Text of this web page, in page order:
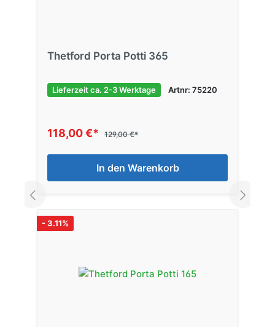
Thetford Porta Potti 365
Lieferzeit ca. 2-3 Werktage Artnr: 75220
118,00 €* 129,00 €*
In den Warenkorb
- 3.11%